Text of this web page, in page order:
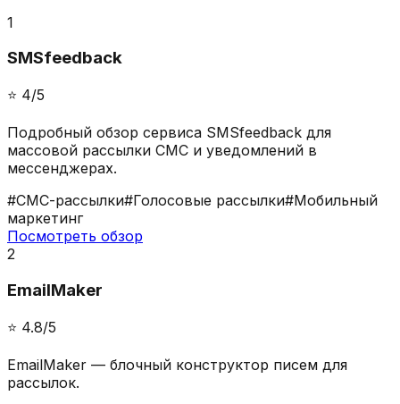
1
SMSfeedback
⭐️ 4/5
Подробный обзор сервиса SMSfeedback для
массовой рассылки СМС и уведомлений в
мессенджерах.
#СМС-рассылки#Голосовые рассылки#Мобильный
маркетинг
Посмотреть обзор
2
EmailMaker
⭐️ 4.8/5
EmailMaker — блочный конструктор писем для
рассылок.